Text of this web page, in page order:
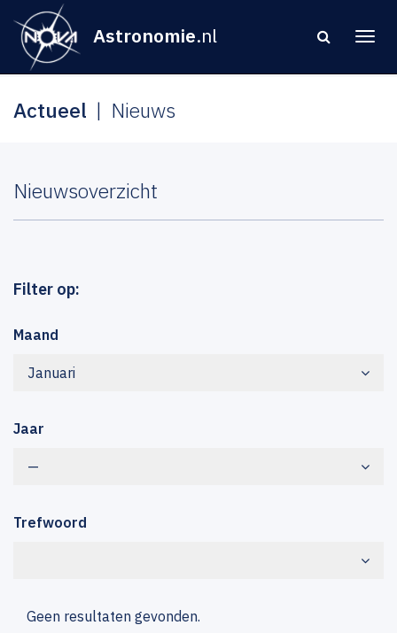
Astronomie.nl
Actueel Nieuws
Nieuwsoverzicht
Filter op:
Maand
Januari
Jaar
—
Trefwoord
Geen resultaten gevonden.